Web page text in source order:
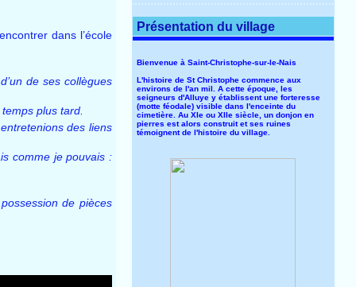
dans l’école
de ses collègues
plus tard.
des liens
comme je pouvais :
de pièces
Présentation du village
Bienvenue à Saint-Christophe-sur-le-Nais
L'histoire de St Christophe commence aux
environs de l'an mil. A cette époque, les
seigneurs d'Alluye y établissent une forteresse
(motte féodale) visible dans l'enceinte du
cimetière. Au XIe ou XIIe siècle, un donjon en
pierres est alors construit et ses ruines
témoignent de l'histoire du village.